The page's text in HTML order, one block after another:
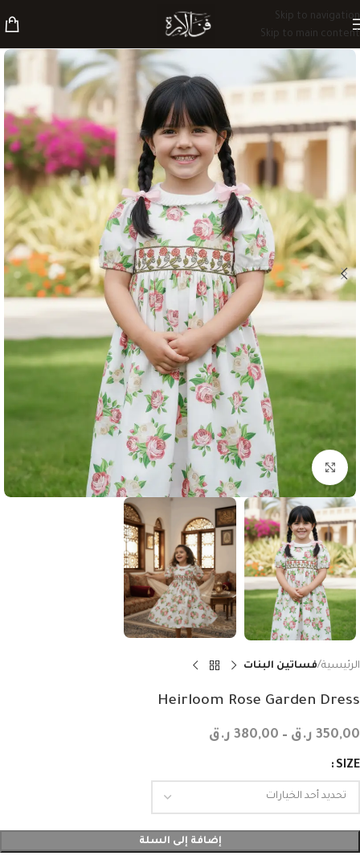
Skip to navigation
Skip to main content
Click to enlarge
الرئيسية فساتين البنات
Heirloom Rose Garden Dress
350,00 ر.ق –
380,00 ر.ق
SIZE
إضافة إلى السلة